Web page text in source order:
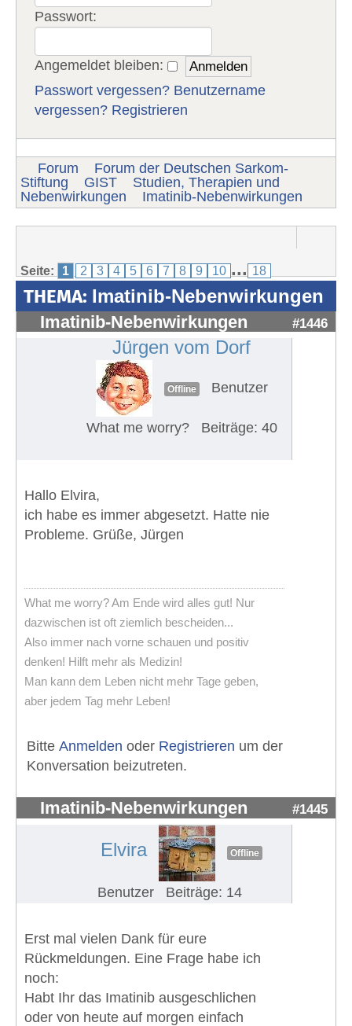
Passwort:
Angemeldet bleiben:
Passwort vergessen? Benutzername
vergessen? Registrieren
Forum
Forum der Deutschen Sarkom-
Stiftung
GIST
Studien, Therapien und
Nebenwirkungen
Imatinib-Nebenwirkungen
Seite: 1 2 3 4 5 6 7 8 9 10 ... 18
THEMA: Imatinib-Nebenwirkungen
Imatinib-Nebenwirkungen #1446
Jürgen vom Dorf
Offline Benutzer
What me worry? Beiträge: 40
Hallo Elvira,
ich habe es immer abgesetzt. Hatte nie
Probleme. Grüße, Jürgen
What me worry? Am Ende wird alles gut! Nur
dazwischen ist oft ziemlich bescheiden...
Also immer nach vorne schauen und positiv
denken! Hilft mehr als Medizin!
Man kann dem Leben nicht mehr Tage geben,
aber jedem Tag mehr Leben!
Bitte Anmelden oder Registrieren um der
Konversation beizutreten.
Imatinib-Nebenwirkungen #1445
Elvira Offline
Benutzer Beiträge: 14
Erst mal vielen Dank für eure
Rückmeldungen. Eine Frage habe ich
noch:
Habt Ihr das Imatinib ausgeschlichen
oder von heute auf morgen einfach